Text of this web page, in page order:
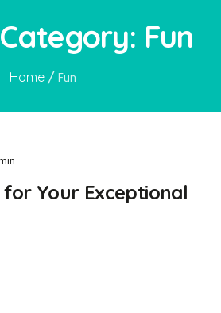
Fun
Home /Fun
for Your Exceptional